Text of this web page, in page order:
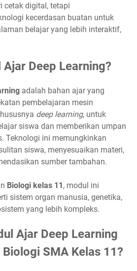
cetak digital, tetapi
kecerdasan buatan untuk
belajar yang lebih interaktif,
Deep Learning?
adalah bahan ajar yang
pembelajaran mesin
deep learning, untuk
siswa dan memberikan umpan
Teknologi ini memungkinkan
siswa, menyesuaikan materi,
sumber tambahan.
Biologi kelas 11, modul ini
sistem organ manusia, genetika,
yang lebih kompleks.
Ajar Deep Learning
SMA Kelas 11?